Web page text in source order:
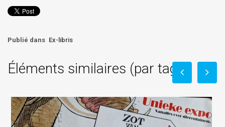
Publié dans Ex-libris
Éléments similaires (par tag)